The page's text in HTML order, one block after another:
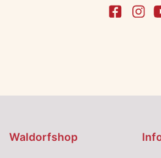
Waldorfshop